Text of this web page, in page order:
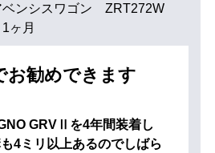
ンシスワゴン ZRT272W
1ヶ月
お勧めできます
GRVⅡを4年間装着し
4ミリ以上あるのでしばら